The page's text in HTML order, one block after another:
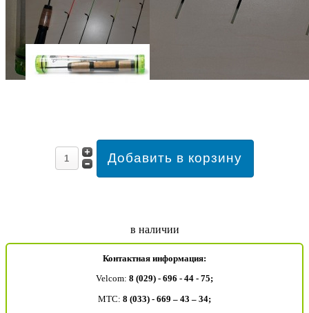
в наличии
Контактная информация:
Velcom: 8 (029) - 696 - 44 - 75;
MTC: 8 (033) - 669 – 43 – 34;